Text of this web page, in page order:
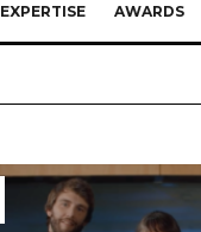
EXPERTISE AWARDS